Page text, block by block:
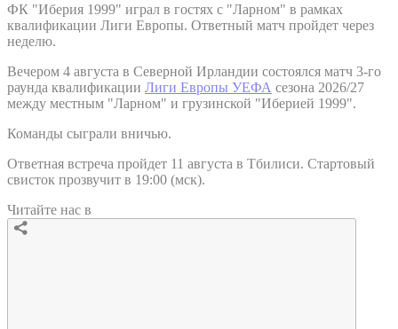
ФК "Иберия 1999" играл в гостях с "Ларном" в рамках
квалификации Лиги Европы. Ответный матч пройдет через
неделю.
Вечером 4 августа в Северной Ирландии состоялся матч 3-го
раунда квалификации Лиги Европы УЕФА сезона 2026/27
между местным "Ларном" и грузинской "Иберией 1999".
Команды сыграли вничью.
Ответная встреча пройдет 11 августа в Тбилиси. Стартовый
свисток прозвучит в 19:00 (мск).
Читайте нас в